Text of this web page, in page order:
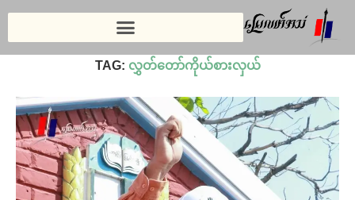
လွှတ်တော်ကိုယ်စားလှယ်
TAG: လွှတ်တော်ကိုယ်စားလှယ်